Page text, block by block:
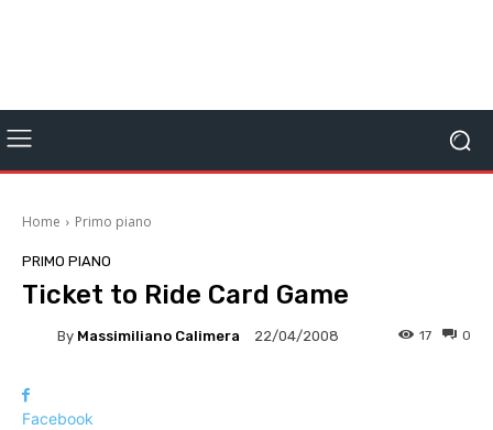
Home Primo piano
PRIMO PIANO
Ticket to Ride Card Game
By Massimiliano Calimera 22/04/2008 0
17
Facebook